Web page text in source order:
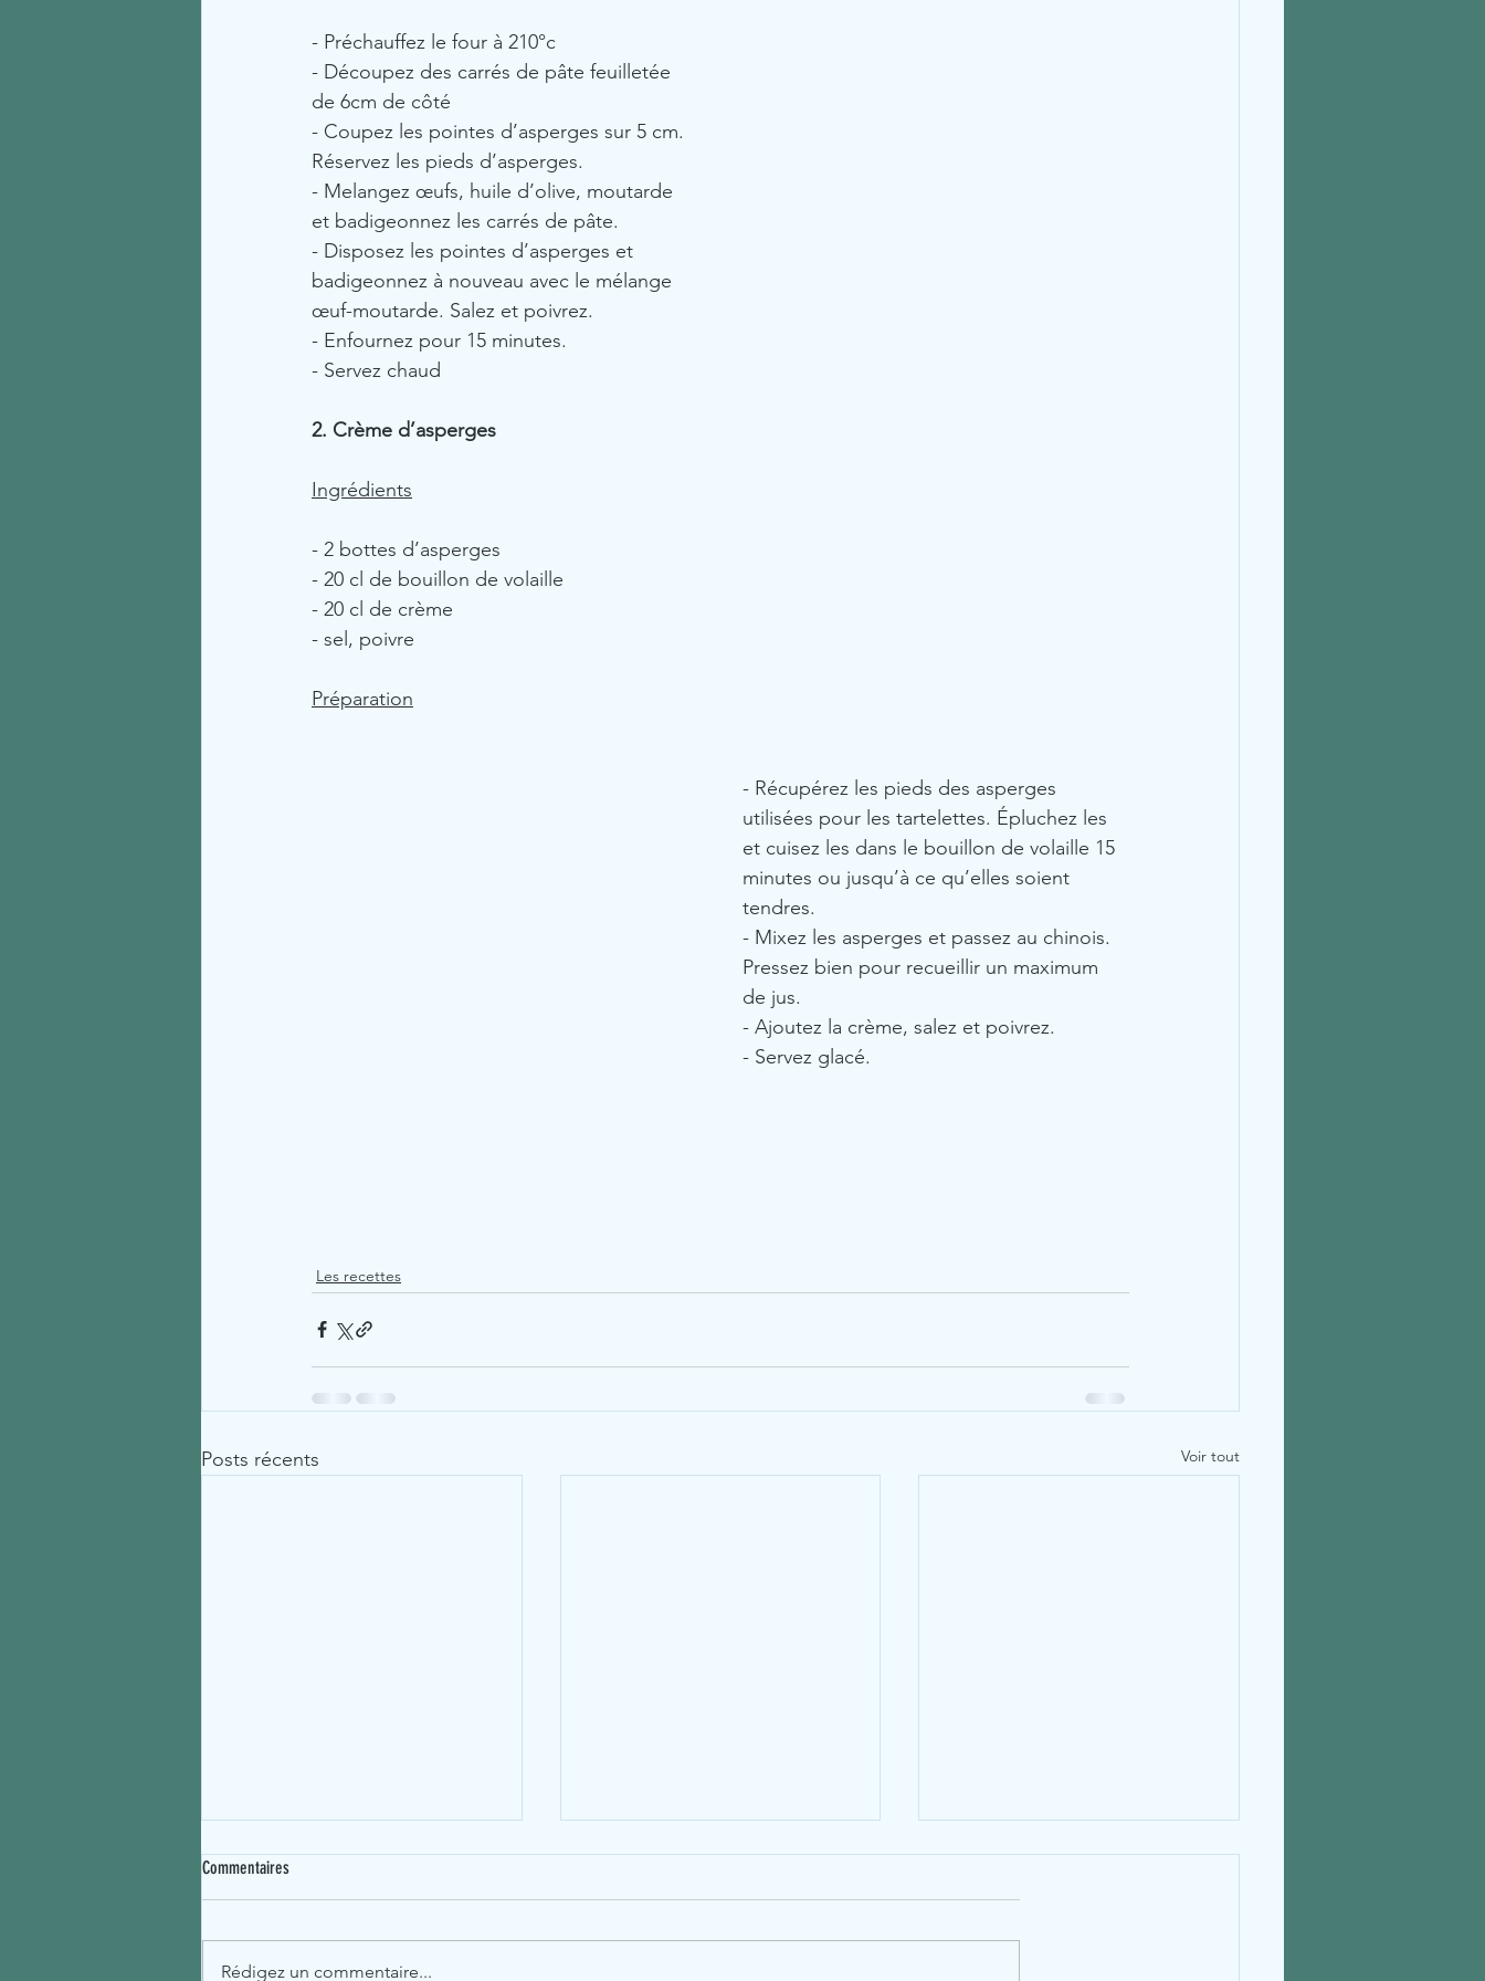
- Préchauffez le four à 210°c
- Découpez des carrés de pâte feuilletée
de 6cm de côté
- Coupez les pointes d’asperges sur 5 cm.
Réservez les pieds d’asperges.
- Melangez œufs, huile d’olive, moutarde
et badigeonnez les carrés de pâte.
- Disposez les pointes d’asperges et
badigeonnez à nouveau avec le mélange
œuf-moutarde. Salez et poivrez.
- Enfournez pour 15 minutes.
- Servez chaud
2. Crème d’asperges
Ingrédients
- 2 bottes d’asperges
- 20 cl de bouillon de volaille
- 20 cl de crème
- sel, poivre
Préparation
- Récupérez les pieds des asperges
utilisées pour les tartelettes. Épluchez les
et cuisez les dans le bouillon de volaille 15
minutes ou jusqu’à ce qu’elles soient
tendres.
- Mixez les asperges et passez au chinois.
Pressez bien pour recueillir un maximum
de jus.
- Ajoutez la crème, salez et poivrez.
- Servez glacé.
Les recettes
Posts récents Voir tout
Commentaires
Rédigez un commentaire...